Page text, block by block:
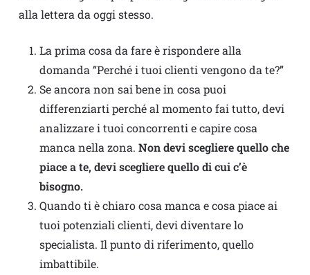
alla lettera da oggi stesso.
La prima cosa da fare è rispondere alla
domanda “Perché i tuoi clienti vengono da te?”
Se ancora non sai bene in cosa puoi
differenziarti perché al momento fai tutto, devi
analizzare i tuoi concorrenti e capire cosa
manca nella zona. Non devi scegliere quello che
piace a te, devi scegliere quello di cui c’è
bisogno.
Quando ti è chiaro cosa manca e cosa piace ai
tuoi potenziali clienti, devi diventare lo
specialista. Il punto di riferimento, quello
imbattibile.